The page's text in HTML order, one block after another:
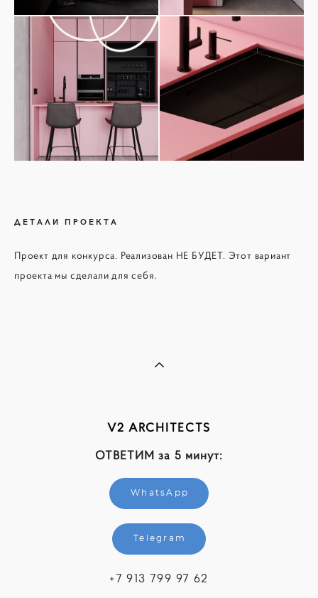
ДЕТАЛИ ПРОЕКТА
Проект для конкурса. Реализован НЕ БУДЕТ. Этот вариант
проекта мы сделали для себя.
V2 ARCHITECTS
ОТВЕТИМ за 5 минут:
WhatsApp
Telegram
+7 913 799 97 62